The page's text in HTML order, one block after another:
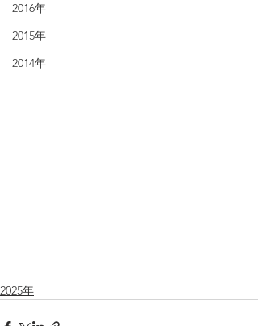
2016年
2015年
2014年
2025年